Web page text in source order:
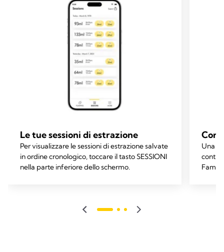
Le tue sessioni di estrazione
Per visualizzare le sessioni di estrazione salvate
in ordine cronologico, toccare il tasto SESSIONI
nella parte inferiore dello schermo.
Una